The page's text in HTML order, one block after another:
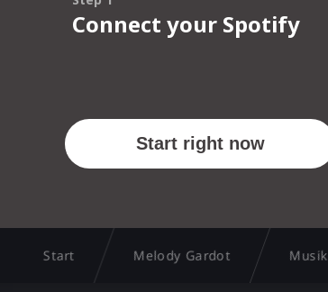
Start Melody Gardot Musik